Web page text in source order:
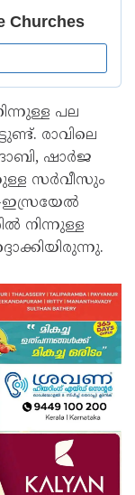
പല
രാവിലെ
ഷാർജ
സർവീസും
ഇസ്രയേൽ
നിന്നുള്ള